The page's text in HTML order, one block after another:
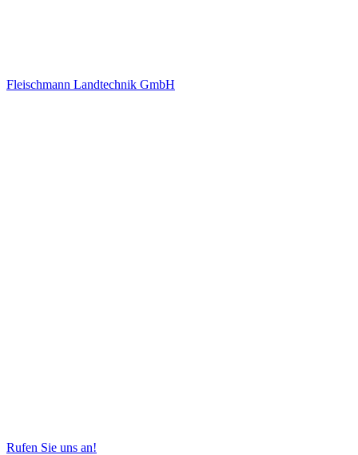
Fleischmann Landtechnik GmbH
Rufen Sie uns an!